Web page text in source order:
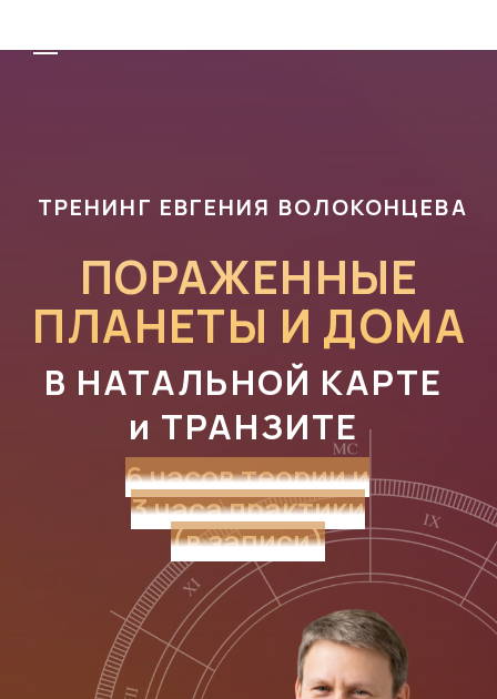
ПОРАЖЕННЫЕ
6 часов теории и
3 часа практики
(в записи)
В НАТАЛЬНОЙ КАРТЕ
и ТРАНЗИТЕ